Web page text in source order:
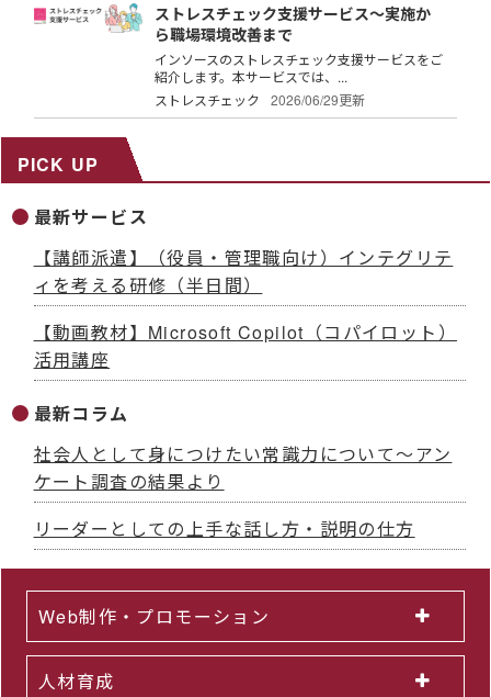
ストレスチェック支援サービス～実施か
ら職場環境改善まで
インソースのストレスチェック支援サービスをご
紹介します。本サービスでは、...
ストレスチェック
2026/06/29更新
PICK UP
最新サービス
【講師派遣】（役員・管理職向け）インテグリテ
ィを考える研修（半日間）
【動画教材】Microsoft Copilot（コパイロット）
活用講座
最新コラム
社会人として身につけたい常識力について～アン
ケート調査の結果より
リーダーとしての上手な話し方・説明の仕方
Web制作・プロモーション
人材育成